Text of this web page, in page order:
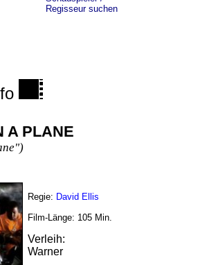
Regisseur suchen
A PLANE
Regie: David Ellis
Film-Länge: 105 Min.
Verleih:
Warner